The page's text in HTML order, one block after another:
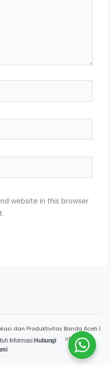
website in this browser
dan Produktivitas Banda Aceh |
dan Produktivitas Banda Aceh
Informasi Hubungi